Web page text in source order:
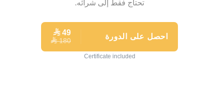
تحتاج فقط إلى شرائه.
احصل على الدورة 49
⃁
180
⃁
Certificate included